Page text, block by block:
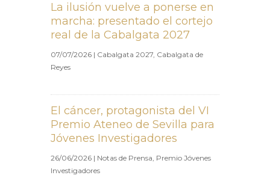
La ilusión vuelve a ponerse en
marcha: presentado el cortejo
real de la Cabalgata 2027
07/07/2026 | Cabalgata 2027, Cabalgata de
Reyes
El cáncer, protagonista del VI
Premio Ateneo de Sevilla para
Jóvenes Investigadores
26/06/2026 | Notas de Prensa, Premio Jóvenes
Investigadores